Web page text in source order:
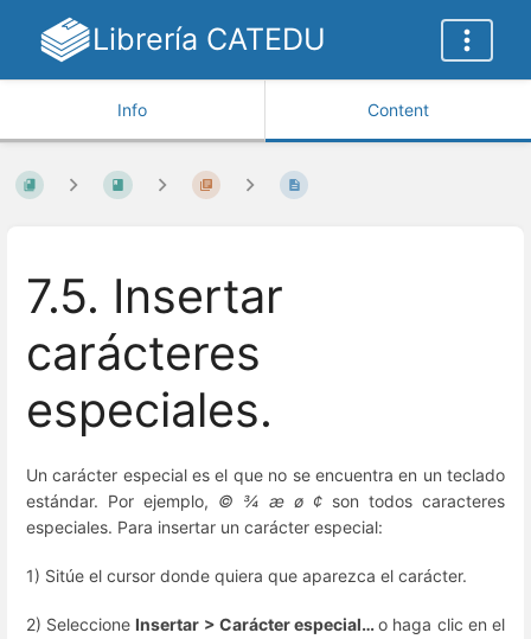
Librería CATEDU
Info Content
7.5. Insertar
carácteres
especiales.
Un carácter especial es el que no se encuentra en un teclado
estándar. Por ejemplo, © ¾ æ ø ¢ son todos caracteres
especiales. Para insertar un carácter especial:
1) Sitúe el cursor donde quiera que aparezca el carácter.
2) Seleccione Insertar > Carácter especial…o haga clic en el